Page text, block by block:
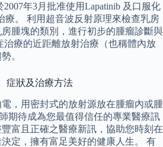
年3月批准使用Lapatinib 及口服化
療。 利用超音波反射原理來檢查乳房
腫塊的類別，進行初步的腫瘤診斷與
治療的近距離放射治療（也稱體內放
。
症狀及治療方法
，用密封式的放射源放在腫瘤內或腫
期待成為您最值得信任的專業醫療訊
富且正確之醫療新訊，協助您時刻在
定，擁有富足美好的健康人生。 有